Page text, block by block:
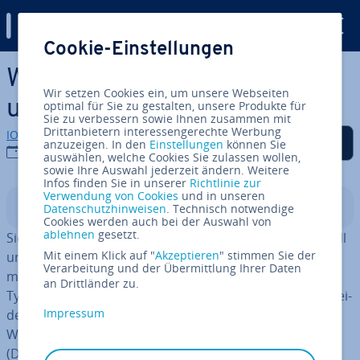
Zum Haupt­in­halt springen
Website-Ideen finden und
umsetzen
IONOS Redaktion
19.08.2025
Auf Facebook teilen
Auf Twitter teilen
Auf LinkedIn teilen
Als be­vor­zug­te Quelle
auf Google hin­zu­fü­gen
In­halts­ver­zeich­nis
Sie möchten Ihre Website-Idee schnell und pro­fes­sio­nell
umsetzen? Das ist auch ohne Pro­gram­mier­kennt­nis­se
möglich. Eine klare Ziel­set­zung, der passende Website-
Typ und eine solide tech­ni­sche Basis sind dabei ent­schei­
dend. In diesem Ratgeber erfahren Sie, was eine gute
Website ausmacht, welche Bausteine Sie benötigen
(Domain, Hosting, CMS) und wie Sie Ihre Website-Idee
Cookie-Einstellungen
Wir setzen Cookies ein, um unsere Webseiten
optimal für Sie zu gestalten, unsere Produkte für
Sie zu verbessern sowie Ihnen zusammen mit
Drittanbietern interessengerechte Werbung
anzuzeigen. In den Einstellungen können Sie
auswählen, welche Cookies Sie zulassen wollen,
sowie Ihre Auswahl jederzeit ändern. Weitere
Infos finden Sie in unserer Richtlinie zur
Verwendung von Cookies und in unseren
Datenschutzhinweisen. Technisch notwendige
Cookies werden auch bei der Auswahl von
ablehnen gesetzt.
Mit einem Klick auf "Akzeptieren" stimmen Sie der
Verarbeitung und der Übermittlung Ihrer Daten
an Drittländer zu.
Impressum